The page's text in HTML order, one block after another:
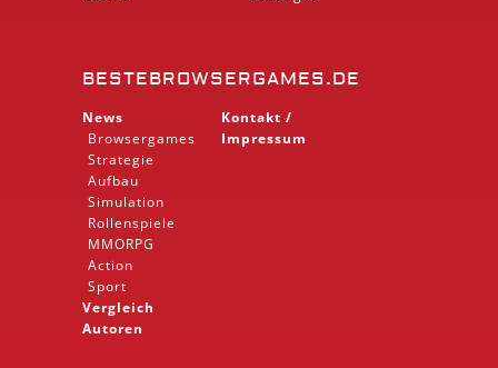
BESTEBROWSERGAMES.DE
News
Browsergames
Strategie
Aufbau
Simulation
Rollenspiele
MMORPG
Action
Sport
Vergleich
Autoren
Kontakt /
Impressum